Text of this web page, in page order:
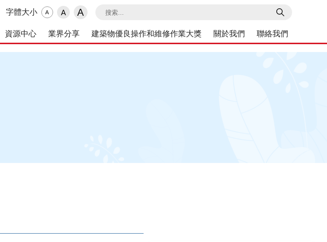
字體大小 A A A 搜索
資源中心 業界分享 建築物優良操作和維修作業大獎 關於我們 聯絡我們